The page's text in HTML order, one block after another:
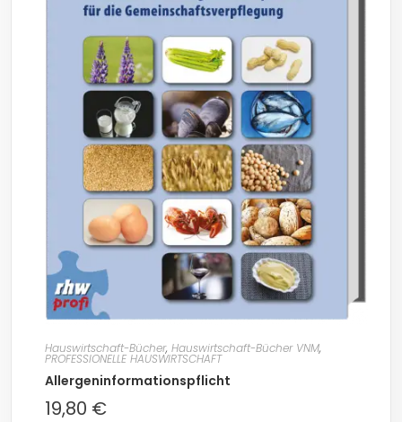
Hauswirtschaft-Bücher, Hauswirtschaft-Bücher VNM,
PROFESSIONELLE HAUSWIRTSCHAFT
Allergeninformationspflicht
19,80 €